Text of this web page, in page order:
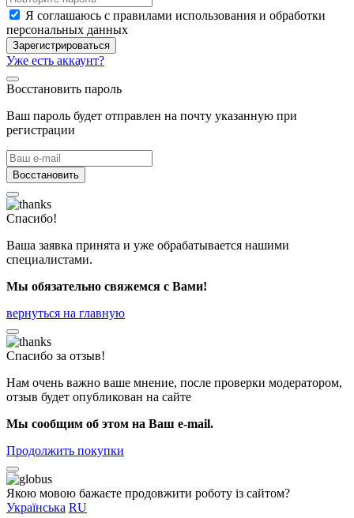
Я соглашаюсь с правилами использования и обработки
персональных данных
Зарегистрироваться
Уже есть аккаунт?
Восстановить пароль
Ваш пароль будет отправлен на почту указанную при
регистрации
Восстановить
Спасибо!
Ваша заявка принята и уже обрабатывается нашими
специалистами.
Мы обязательно свяжемся с Вами!
вернуться на главную
Спасибо за отзыв!
Нам очень важно ваше мнение, после проверки модератором,
отзыв будет опубликован на сайте
Мы сообщим об этом на Ваш e-mail.
Продолжить покупки
Якою мовою бажаєте продовжити роботу із сайтом?
Українська RU